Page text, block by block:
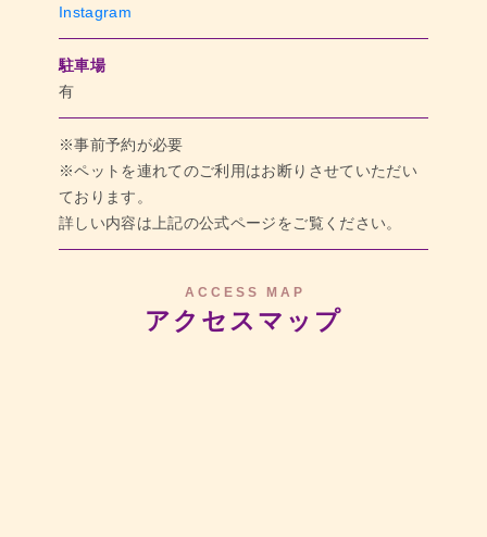
Instagram
駐車場
有
※事前予約が必要
※ペットを連れてのご利用はお断りさせていただい
ております。
詳しい内容は上記の公式ページをご覧ください。
ACCESS MAP
アクセスマップ